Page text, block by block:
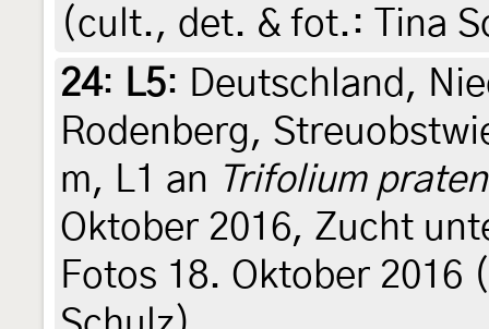
(cult., det. & fot.: Tina
24: L5: Deutschland,
Rodenberg,
m, L1 an Trifolium
Oktober 2016, Zucht
Fotos 18. Oktober